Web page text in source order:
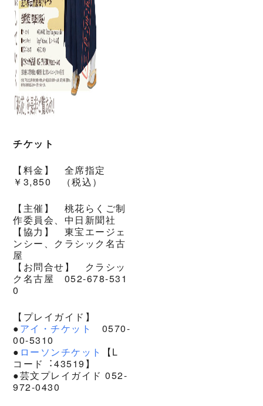
チケット
【料金】 全席指定
￥3,850 （税込）
【主催】 桃花らくご制
作委員会、中日新聞社
【協力】 東宝エージェ
ンシー、クラシック名古
屋
【お問合せ】 クラシッ
ク名古屋 052-678-531
0
【プレイガイド】
●アイ・チケット
0570-
00-5310
● ローソンチケット
【L
コード︓43519】
●芸文プレイガイド 052-
972-0430